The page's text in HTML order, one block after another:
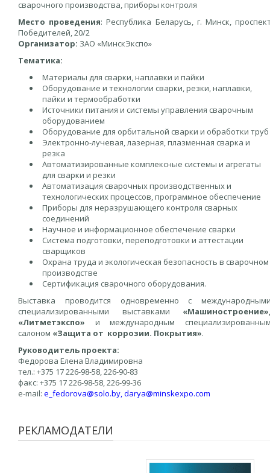
сварочного производства, приборы контроля
Место проведения: Республика Беларусь, г. Минск,
Победителей, 20/2
Организатор: ЗАО «МинскЭкспо»
Тематика:
Материалы для сварки, наплавки и пайки
Оборудование и технологии сварки, резки, наплавки,
пайки и термообработки
Источники питания и системы управления сварочным
оборудованием
Оборудование для орбитальной сварки и обработки труб
Электронно-лучевая, лазерная, плазменная сварка и
резка
Автоматизированные комплексные системы и агрегаты
для сварки и резки
Автоматизация сварочных производственных и
технологических процессов, программное обеспечение
Приборы для неразрушающего контроля сварных
соединений
Научное и информационное обеспечение сварки
Система подготовки, переподготовки и аттестации
сварщиков
Охрана труда и экологическая безопасность в сварочном
производстве
Сертификация сварочного оборудования.
Выставка проводится одновременно c
специализированными выставками
«Литметэкспо» и международным
салоном «Защита от коррозии. Покрытия».
Руководитель проекта:
Федорова Елена Владимировна
тел.: +375 17 226-98-58, 226-90-83
факс: +375 17 226-98-58, 226-99-36
e-mail: e _fedorova@solo.by,darya@minskexpo.com
РЕКЛАМОДАТЕЛИ